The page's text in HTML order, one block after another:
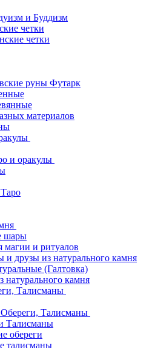
и Буддизм
четки
четки
руны Футарк
материалов
и оракулы
шары
магии и ритуалов
и друзы из натурального камня
(Галтовка)
натурального камня
Талисманы
Талисманы
Талисманы
обереги
талисманы